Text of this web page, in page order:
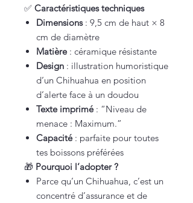
✅ Caractéristiques techniques
Dimensions: 9,5 cm de haut × 8
cm de diamètre
Matière: céramique résistante
Design : illustration humoristique
d’un Chihuahua en position
d’alerte face à un doudou
Texte imprimé: “Niveau de
menace : Maximum.”
Capacité: parfaite pour toutes
tes boissons préférées
🎁 Pourquoi l’adopter ?
Parce qu’un Chihuahua, c’est un
concentré d’assurance et de